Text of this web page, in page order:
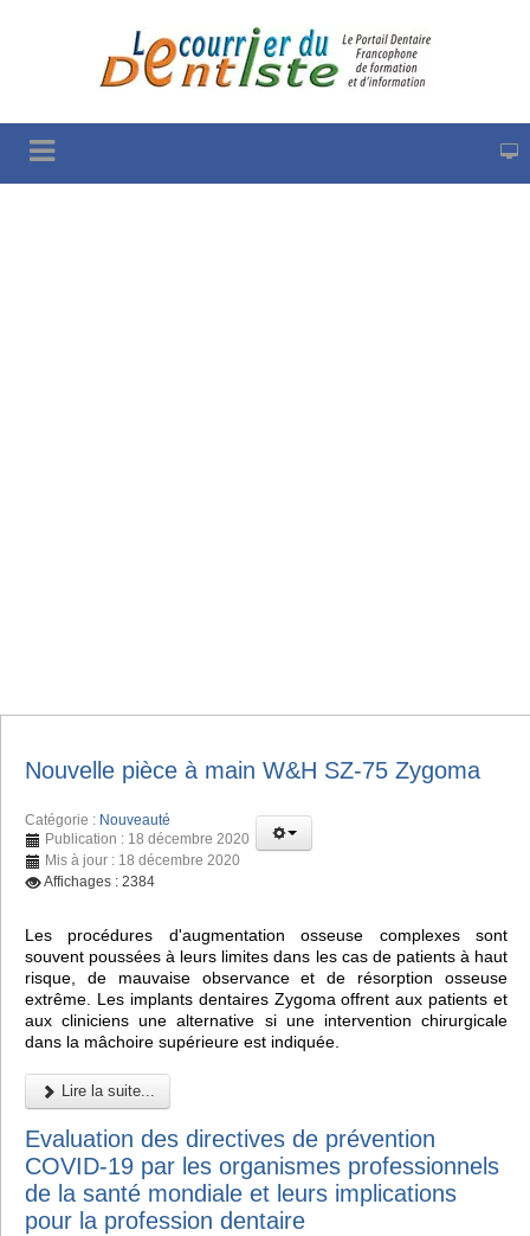
Nouvelle pièce à main W&H SZ-75 Zygoma
Catégorie : Nouveauté
Publication : 18 décembre 2020
Mis à jour : 18 décembre 2020
Affichages : 2384
Les procédures d'augmentation osseuse complexes sont
souvent poussées à leurs limites dans les cas de patients à haut
risque, de mauvaise observance et de résorption osseuse
extrême. Les implants dentaires Zygoma offrent aux patients et
aux cliniciens une alternative si une intervention chirurgicale
dans la mâchoire supérieure est indiquée.
Lire la suite...
Evaluation des directives de prévention
COVID-19 par les organismes professionnels
de la santé mondiale et leurs implications
pour la profession dentaire